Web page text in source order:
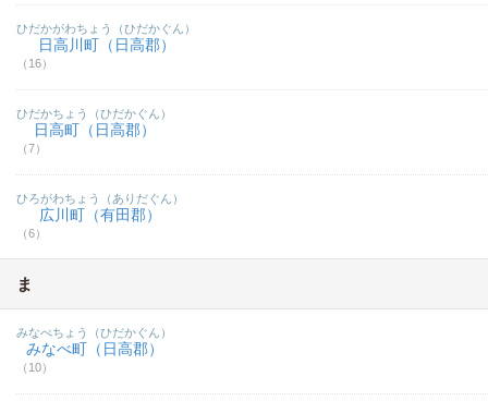
日高川町（日高郡）
（16）
ひだかがわちょう（ひだかぐん）
日高町（日高郡）
（7）
ひだかちょう（ひだかぐん）
広川町（有田郡）
（6）
ひろがわちょう（ありだぐん）
ま
みなべ町（日高郡）
（10）
みなべちょう（ひだかぐん）